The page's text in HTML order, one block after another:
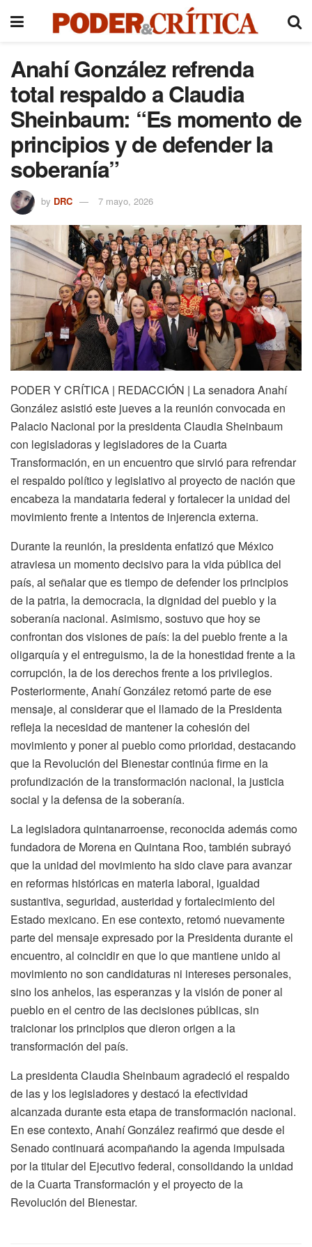
Anahí González refrenda
total respaldo a Claudia
Sheinbaum: “Es momento de
principios y de defender la
soberanía”
by DRC 7 mayo, 2026
PODER Y CRÍTICA | REDACCIÓN | La senadora Anahí
González asistió este jueves a la reunión convocada en
Palacio Nacional por la presidenta Claudia Sheinbaum
con legisladoras y legisladores de la Cuarta
Transformación, en un encuentro que sirvió para refrendar
el respaldo político y legislativo al proyecto de nación que
encabeza la mandataria federal y fortalecer la unidad del
movimiento frente a intentos de injerencia externa.
Durante la reunión, la presidenta enfatizó que México
atraviesa un momento decisivo para la vida pública del
país, al señalar que es tiempo de defender los principios
de la patria, la democracia, la dignidad del pueblo y la
soberanía nacional. Asimismo, sostuvo que hoy se
confrontan dos visiones de país: la del pueblo frente a la
oligarquía y el entreguismo, la de la honestidad frente a la
corrupción, la de los derechos frente a los privilegios.
Posteriormente, Anahí González retomó parte de ese
mensaje, al considerar que el llamado de la Presidenta
refleja la necesidad de mantener la cohesión del
movimiento y poner al pueblo como prioridad, destacando
que la Revolución del Bienestar continúa firme en la
profundización de la transformación nacional, la justicia
social y la defensa de la soberanía.
La legisladora quintanarroense, reconocida además como
fundadora de Morena en Quintana Roo, también subrayó
que la unidad del movimiento ha sido clave para avanzar
en reformas históricas en materia laboral, igualdad
sustantiva, seguridad, austeridad y fortalecimiento del
Estado mexicano. En ese contexto, retomó nuevamente
parte del mensaje expresado por la Presidenta durante el
encuentro, al coincidir en que lo que mantiene unido al
movimiento no son candidaturas ni intereses personales,
sino los anhelos, las esperanzas y la visión de poner al
pueblo en el centro de las decisiones públicas, sin
traicionar los principios que dieron origen a la
transformación del país.
La presidenta Claudia Sheinbaum agradeció el respaldo
de las y los legisladores y destacó la efectividad
alcanzada durante esta etapa de transformación nacional.
En ese contexto, Anahí González reafirmó que desde el
Senado continuará acompañando la agenda impulsada
por la titular del Ejecutivo federal, consolidando la unidad
de la Cuarta Transformación y el proyecto de la
Revolución del Bienestar.